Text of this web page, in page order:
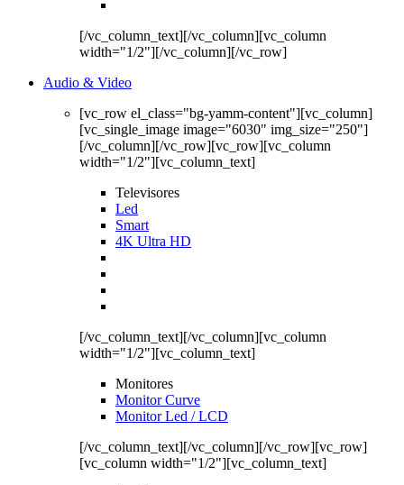
[/vc_column_text][/vc_column][vc_column
width="1/2"][/vc_column][/vc_row]
Audio & Video
[vc_row el_class="bg-yamm-content"][vc_column]
[vc_single_image image="6030" img_size="250"]
[/vc_column][/vc_row][vc_row][vc_column
width="1/2"][vc_column_text]
Televisores
Led
Smart
4K Ultra HD
[/vc_column_text][/vc_column][vc_column
width="1/2"][vc_column_text]
Monitores
Monitor Curve
Monitor Led / LCD
[/vc_column_text][/vc_column][/vc_row][vc_row]
[vc_column width="1/2"][vc_column_text]